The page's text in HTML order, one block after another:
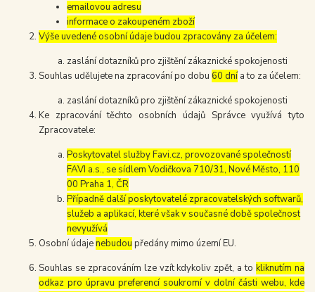
emailovou adresu
informace o zakoupeném zboží
Výše uvedené osobní údaje budou zpracovány za účelem:
zaslání dotazníků pro zjištění zákaznické spokojenosti
Souhlas udělujete na zpracování po dobu 60 dní a to za účelem:
zaslání dotazníků pro zjištění zákaznické spokojenosti
Ke zpracování těchto osobních údajů Správce využívá tyto
Zpracovatele:
Poskytovatel služby Favi.cz, provozované společností
FAVI a.s., se sídlem Vodičkova 710/31, Nové Město, 110
00 Praha 1, ČR
Případně další poskytovatelé zpracovatelských softwarů,
služeb a aplikací, které však v současné době společnost
nevyužívá
Osobní údajenebudou předány mimo území EU.
Souhlas se zpracováním lze vzít kdykoliv zpět, a tokliknutím na
odkaz pro úpravu preferencí soukromí v dolní části webu, kde